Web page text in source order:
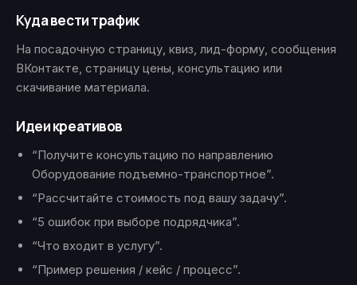
Куда вести трафик
На посадочную страницу, квиз, лид-форму, сообщения
ВКонтакте, страницу цены, консультацию или
скачивание материала.
Идеи креативов
“Получите консультацию по направлению
Оборудование подъемно-транспортное”.
“Рассчитайте стоимость под вашу задачу”.
“5 ошибок при выборе подрядчика”.
“Что входит в услугу”.
“Пример решения / кейс / процесс”.